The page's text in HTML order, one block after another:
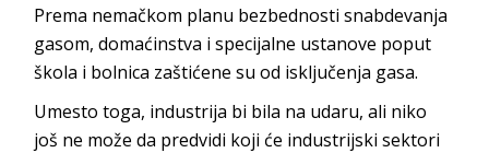
Prema nemačkom planu bezbednosti snabdevanja
gasom, domaćinstva i specijalne ustanove poput
škola i bolnica zaštićene su od isključenja gasa.
Umesto toga, industrija bi bila na udaru, ali niko
još ne može da predvidi koji će industrijski sektori